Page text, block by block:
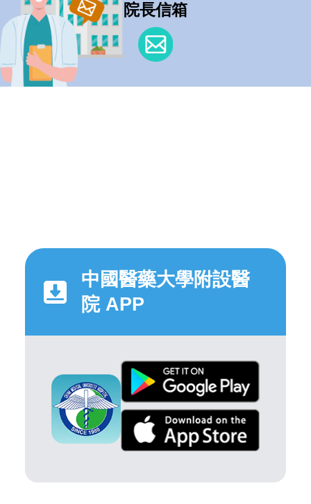
院長信箱
中國醫藥大學附設醫
院 APP